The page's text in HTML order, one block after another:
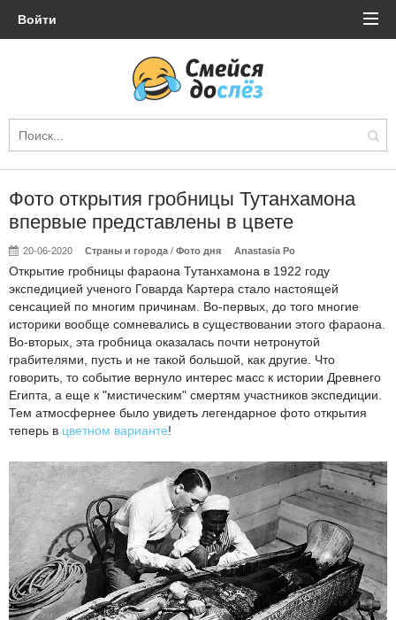
Войти
Фото открытия гробницы Тутанхамона
впервые представлены в цвете
20-06-2020 Страны и города /Фото дня Anastasia Po
Открытие гробницы фараона Тутанхамона в 1922 году
экспедицией ученого Говарда Картера стало настоящей
сенсацией по многим причинам. Во-первых, до того многие
историки вообще сомневались в существовании этого фараона.
Во-вторых, эта гробница оказалась почти нетронутой
грабителями, пусть и не такой большой, как другие. Что
говорить, то событие вернуло интерес масс к истории Древнего
Египта, а еще к "мистическим" смертям участников экспедиции.
Тем атмосфернее было увидеть легендарное фото открытия
теперь в цветном варианте!